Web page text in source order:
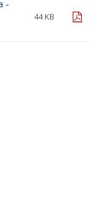
-
44 KB pdf